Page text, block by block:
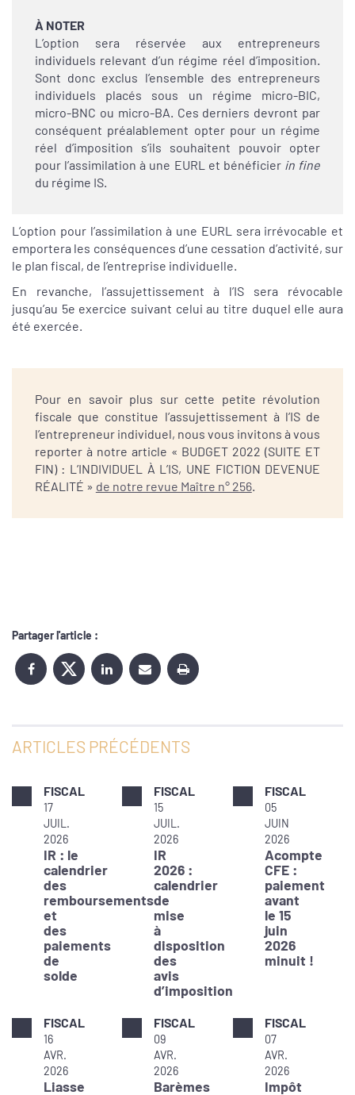
À NOTER
L’option sera réservée aux entrepreneurs
individuels relevant d’un régime réel d’imposition.
Sont donc exclus l’ensemble des entrepreneurs
individuels placés sous un régime micro-BIC,
micro-BNC ou micro-BA. Ces derniers devront par
conséquent préalablement opter pour un régime
réel d’imposition s’ils souhaitent pouvoir opter
pour l’assimilation à une EURL et bénéficier in fine
du régime IS.
L’option pour l’assimilation à une EURL sera irrévocable et
emportera les conséquences d’une cessation d’activité, sur
le plan fiscal, de l’entreprise individuelle.
En revanche, l’assujettissement à l’IS sera révocable
jusqu’au 5e exercice suivant celui au titre duquel elle aura
été exercée.
Pour en savoir plus sur cette petite révolution
fiscale que constitue l’assujettissement à l’IS de
l’entrepreneur individuel, nous vous invitons à vous
reporter à notre article « BUDGET 2022 (SUITE ET
FIN) : L’INDIVIDUEL À L’IS, UNE FICTION DEVENUE
RÉALITÉ » de notre revue Maître n° 256.
Partager l'article :
ARTICLES PRÉCÉDENTS
FISCAL
17
JUIL.
2026
IR : le
calendrier
des
remboursements
et
des
paiements
de
solde
FISCAL
15
JUIL.
2026
IR
2026 :
calendrier
de
mise
à
disposition
des
avis
d’imposition
FISCAL
05
JUIN
2026
Acompte
CFE :
paiement
avant
le 15
juin
2026
minuit !
FISCAL
16
AVR.
2026
Liasse
FISCAL
09
AVR.
2026
Barèmes
FISCAL
07
AVR.
2026
Impôt